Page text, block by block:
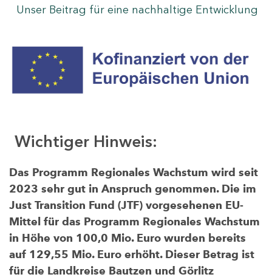
Unser Beitrag für eine nachhaltige Entwicklung
Wichtiger Hinweis:
Das Programm Regionales Wachstum wird seit
2023 sehr gut in Anspruch genommen. Die im
Just Transition Fund (JTF) vorgesehenen EU-
Mittel für das Programm Regionales Wachstum
in Höhe von 100,0 Mio. Euro wurden bereits
auf 129,55 Mio. Euro erhöht. Dieser Betrag ist
für die Landkreise Bautzen und Görlitz